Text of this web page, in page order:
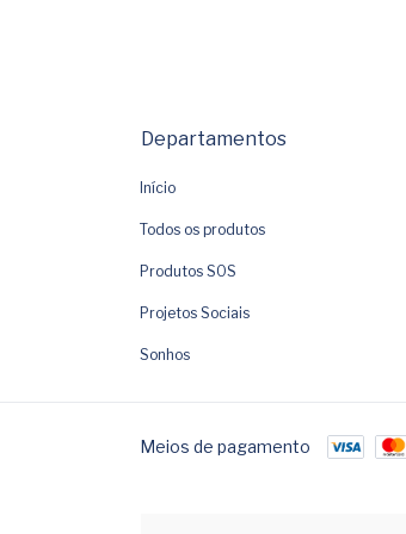
Departamentos
Início
Todos os produtos
Produtos SOS
Projetos Sociais
Sonhos
Meios de pagamento